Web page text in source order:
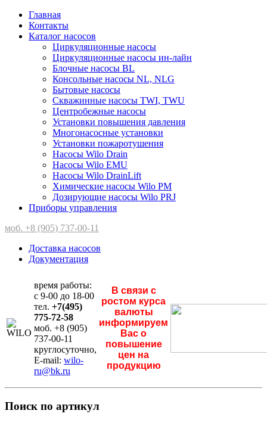
Главная
Контакты
Каталог насосов
Циркуляционные насосы
Циркуляционные насосы ин-лайн
Блочные насосы BL
Консольные насосы NL, NLG
Бытовые насосы
Скважинные насосы TWI, TWU
Центробежные насосы
Установки повышения давления
Многонасосные установки
Установки пожаротушения
Насосы Wilo Drain
Насосы Wilo EMU
Насосы Wilo DrainLift
Химические насосы Wilo PM
Дозирующие насосы Wilo PRJ
Приборы управления
моб. +8 (905) 737-00-11
Доставка насосов
Документация
время работы:
с 9-00 до 18-00
тел. +7(495)
775-72-58
моб. +8 (905)
737-00-11
круглосуточно,
E-mail: wilo-
ru@bk.ru
В связи с
ростом курса
валюты
информируем
Вас о
повышение
цен на
продукцию
Поиск по артикул